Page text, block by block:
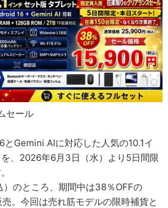
セール
Gemini AIに対応した人気の10.1イ
、2026年6月3日（水）より5日間限
のところ、期間中は38％OFFの
。今回は売れ筋モデルの限時補貨と